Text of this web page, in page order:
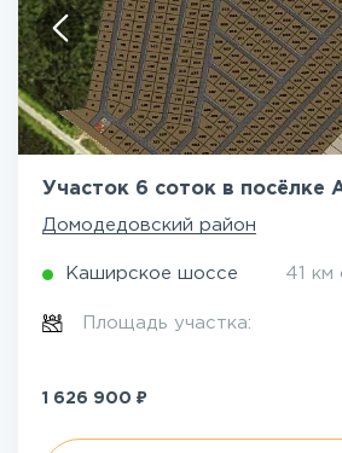
Участок 6 соток в
Домодедовский район
Каширское шоссе 41 км
Площадь участка:
1 626 900 ₽